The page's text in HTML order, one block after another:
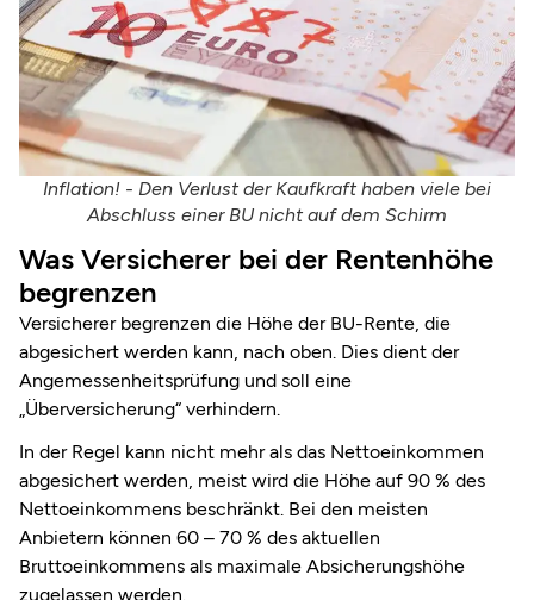
Inflation! - Den Verlust der Kaufkraft haben viele bei
Abschluss einer BU nicht auf dem Schirm
Was Versicherer bei der Rentenhöhe
begrenzen
Versicherer begrenzen die Höhe der BU-Rente, die
abgesichert werden kann, nach oben. Dies dient der
Angemessenheitsprüfung und soll eine
„Überversicherung“ verhindern.
In der Regel kann nicht mehr als das Nettoeinkommen
abgesichert werden, meist wird die Höhe auf 90 % des
Nettoeinkommens beschränkt. Bei den meisten
Anbietern können 60 – 70 % des aktuellen
Bruttoeinkommens als maximale Absicherungshöhe
zugelassen werden.